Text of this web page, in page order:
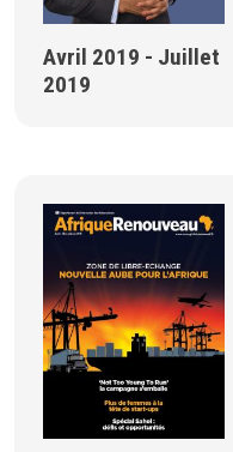
Avril 2019 - Juillet
2019